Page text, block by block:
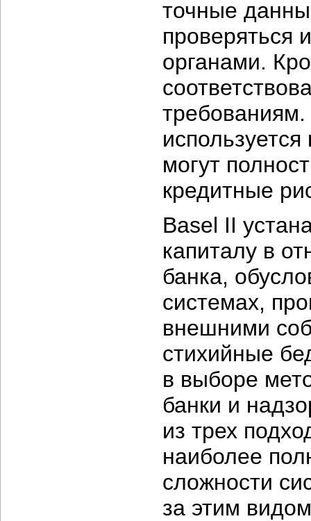
точные
проверяться
органами.
могут
кредитные
Basel II
капиталу в
банка,
системах,
внешними
стихийные
в выборе
банки и
из трех
наиболее
сложности
за этим